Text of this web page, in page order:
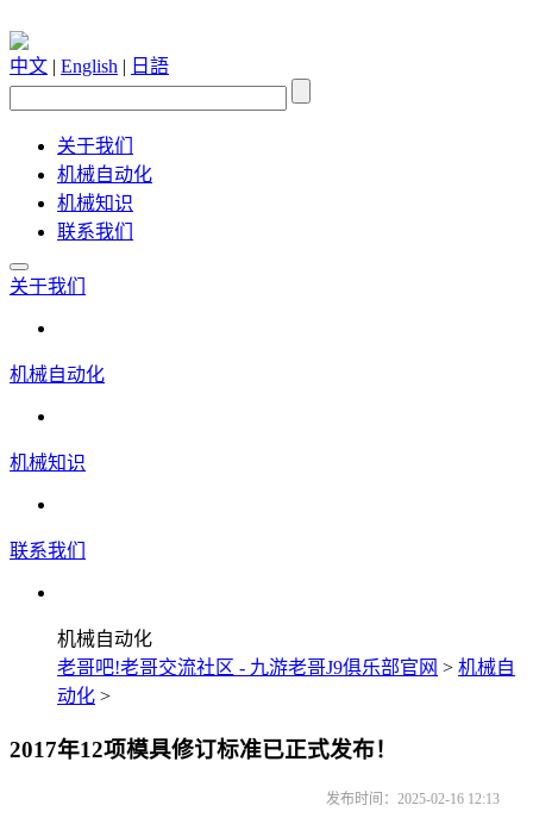
中文 | English | 日語
关于我们
机械自动化
机械知识
联系我们
关于我们
机械自动化
机械知识
联系我们
机械自动化
老哥吧!老哥交流社区 - 九游老哥J9俱乐部官网 > 机械自
动化 >
2017年12项模具修订标准已正式发布！
发布时间：2025-02-16 12:13